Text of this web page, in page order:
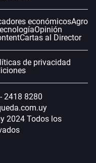
económicosAgro
Opinión
Cartas al Director
de privacidad
2418 8280
2024 Todos los